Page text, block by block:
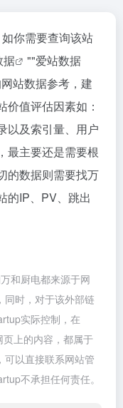
你需要查询该站
据 ""爱站数据
站数据参考，建
值评估因素如：
以及索引量、用户
最主要还是需要根
的数据则需要找万
的IP、PV、跳出
和厨电都来源于网
同时，对于该外部链
实际控制，在
上的内容，都属于
可以直接联系网站管
不承担任何责任。